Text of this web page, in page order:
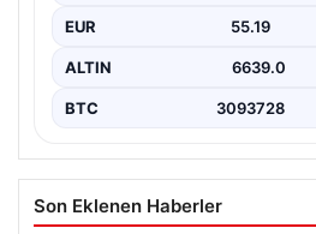
EUR 55.19
ALTIN 6639.0
BTC 3093728
Son Eklenen Haberler